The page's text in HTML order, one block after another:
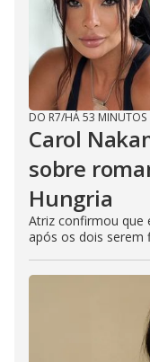
DO R7/HÁ 53 MINUTOS
Carol
sobre
Hungria
Atriz confirmou que
após os dois serem